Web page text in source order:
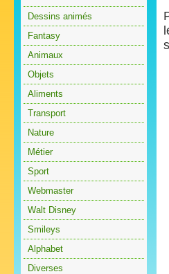
Dessins animés
Fantasy
Animaux
Objets
Aliments
Transport
Nature
Métier
Sport
Webmaster
Walt Disney
Smileys
Alphabet
Diverses